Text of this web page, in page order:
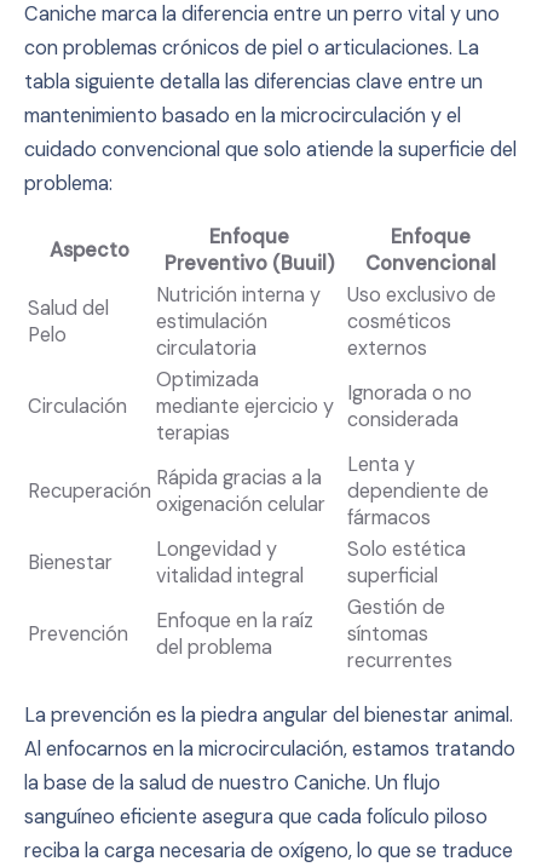
Caniche marca la diferencia entre un perro vital y uno
con problemas crónicos de piel o articulaciones. La
tabla siguiente detalla las diferencias clave entre un
mantenimiento basado en la microcirculación y el
cuidado convencional que solo atiende la superficie del
problema:
Aspecto
Enfoque
Preventivo (Buuil)
Enfoque
Convencional
Salud del
Pelo
Nutrición interna y
estimulación
circulatoria
Uso exclusivo de
cosméticos
externos
Circulación
Optimizada
mediante ejercicio y
terapias
Ignorada o no
considerada
Recuperación
Rápida gracias a la
oxigenación celular
Lenta y
dependiente de
fármacos
Bienestar
Longevidad y
vitalidad integral
Solo estética
superficial
Prevención
Enfoque en la raíz
del problema
Gestión de
síntomas
recurrentes
La prevención es la piedra angular del bienestar animal.
Al enfocarnos en la microcirculación, estamos tratando
la base de la salud de nuestro Caniche. Un flujo
sanguíneo eficiente asegura que cada folículo piloso
reciba la carga necesaria de oxígeno, lo que se traduce